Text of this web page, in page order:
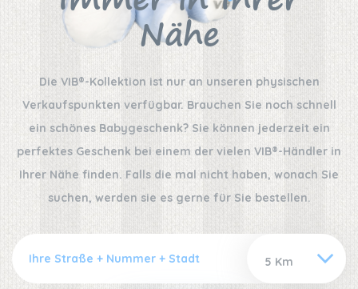
Nähe
Die VIB®-Kollektion ist nur an unseren physischen
Verkaufspunkten verfügbar. Brauchen Sie noch schnell
ein schönes Babygeschenk? Sie können jederzeit ein
perfektes Geschenk bei einem der vielen VIB®-Händler in
Ihrer Nähe finden. Falls die mal nicht haben, wonach Sie
suchen, werden sie es gerne für Sie bestellen.